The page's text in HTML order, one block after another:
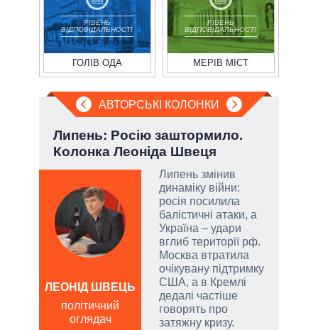
РІВЕНЬ
ВІДПОВІДАЛЬНОСТІ
ГОЛІВ ОДА
РІВЕНЬ
ВІДПОВІДАЛЬНОСТІ
МЕРІВ МІСТ
АВТОРСЬКІ КОЛОНКИ
Липень: Росію заштормило.
Колонка Леоніда Швеця
Липень змінив
динаміку війни:
росія посилила
балістичні атаки, а
Україна – удари
вглиб території рф.
Москва втратила
очікувану підтримку
США, а в Кремлі
дедалі частіше
говорять про
затяжну кризу.
ЛЕОНІД ШВЕЦЬ
політичний
оглядач